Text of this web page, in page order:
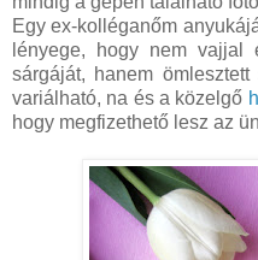
Egy ex-kolléganőm
lényege, hogy nem
sárgáját, hanem
variálható, na és a közelgő
hogy megfizethető lesz az